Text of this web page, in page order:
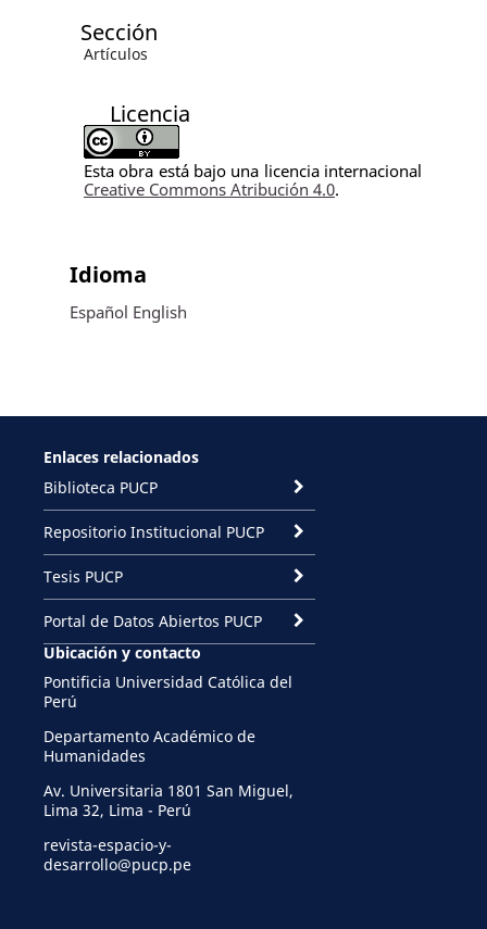
Sección
Artículos
Licencia
Esta obra está bajo una licencia internacional
Creative Commons Atribución 4.0.
Idioma
Español English
Enlaces relacionados
Biblioteca PUCP
Repositorio Institucional PUCP
Tesis PUCP
Portal de Datos Abiertos PUCP
Ubicación y contacto
Pontificia Universidad Católica del
Perú
Departamento Académico de
Humanidades
Av. Universitaria 1801 San Miguel,
Lima 32, Lima - Perú
revista-espacio-y-
desarrollo@pucp.pe